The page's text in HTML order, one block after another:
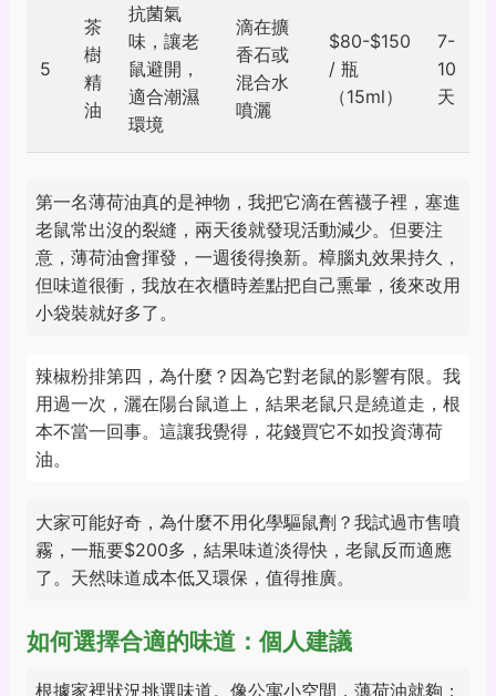
5
茶
樹
精
油
抗菌氣
味，讓老
鼠避開，
適合潮濕
環境
滴在擴
香石或
混合水
噴灑
$80-$150
/ 瓶
（15ml）
7-
10
天
第一名薄荷油真的是神物，我把它滴在舊襪子裡，塞進
老鼠常出沒的裂縫，兩天後就發現活動減少。但要注
意，薄荷油會揮發，一週後得換新。樟腦丸效果持久，
但味道很衝，我放在衣櫃時差點把自己熏暈，後來改用
小袋裝就好多了。
辣椒粉排第四，為什麼？因為它對老鼠的影響有限。我
用過一次，灑在陽台鼠道上，結果老鼠只是繞道走，根
本不當一回事。這讓我覺得，花錢買它不如投資薄荷
油。
大家可能好奇，為什麼不用化學驅鼠劑？我試過市售噴
霧，一瓶要$200多，結果味道淡得快，老鼠反而適應
了。天然味道成本低又環保，值得推廣。
如何選擇合適的味道：個人建議
根據家裡狀況挑選味道。像公寓小空間，薄荷油就夠；